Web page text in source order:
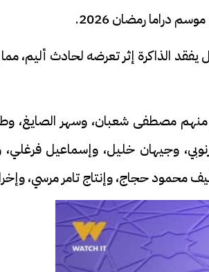
رمضان 2026.
الذاكرة إثر تعرضه لحادث أليم، مما
مصطفى شعبان، وسهر الصايغ،
وجيهان خليل، وإسماعيل
حجاج، وإنتاج تامر مرسي،